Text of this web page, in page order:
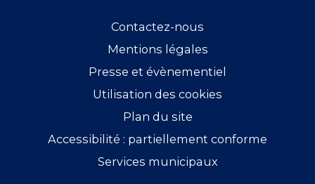
Contactez-nous
Mentions légales
Presse et évènementiel
Utilisation des cookies
Plan du site
Accessibilité : partiellement conforme
Services municipaux